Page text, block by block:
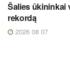
Šalies ūkininkai
rekordą
2026 08 07